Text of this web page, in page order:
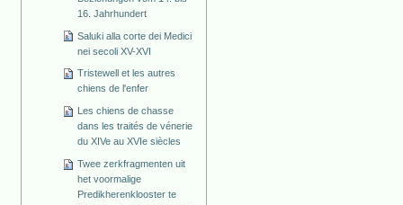
16. Jahrhundert
Saluki alla corte dei Medici
nei secoli XV-XVI
Tristewell et les autres
chiens de l'enfer
Les chiens de chasse
dans les traités de vénerie
du XIVe au XVIe siècles
Twee zerkfragmenten uit
het voormalige
Predikherenklooster te